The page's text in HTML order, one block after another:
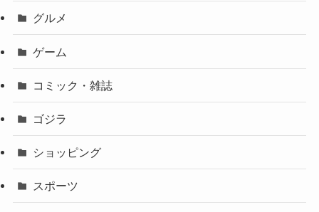
グルメ
ゲーム
コミック・雑誌
ゴジラ
ショッピング
スポーツ